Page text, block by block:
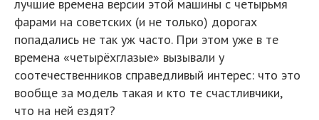
лучшие времена версии этой машины с четырьмя
фарами на советских (и не только) дорогах
попадались не так уж часто. При этом уже в те
времена «четырёхглазые» вызывали у
соотечественников справедливый интерес: что это
вообще за модель такая и кто те счастливчики,
что на ней ездят?